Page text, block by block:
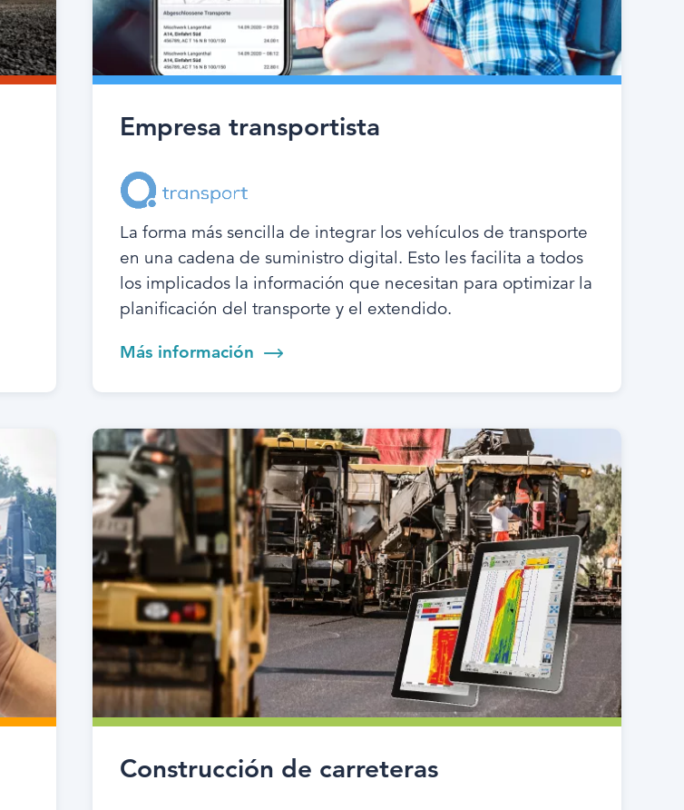
Empresa transportista
La forma más sencilla de integrar los vehículos de transporte
en una cadena de suministro digital. Esto les facilita a todos
los implicados la información que necesitan para optimizar la
planificación del transporte y el extendido.
Más información
Construcción de carreteras